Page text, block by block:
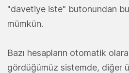
"davetiye iste" butonundan bu
mümkün.
Bazı hesapların otomatik
gördüğümüz sistemde, diğer